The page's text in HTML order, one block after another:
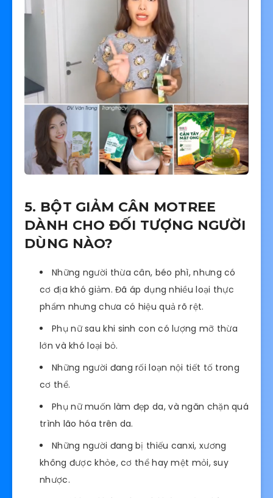
5. BỘT GIẢM CÂN MOTREE
DÀNH CHO ĐỐI TƯỢNG NGƯỜI
DÙNG NÀO?
Những người thừa cân, béo phì, nhưng có
cơ địa khó giảm. Đã áp dụng nhiều loại thực
phẩm nhưng chưa có hiệu quả rõ rệt.
Phụ nữ sau khi sinh con có lượng mỡ thừa
lớn và khó loại bỏ.
Những người đang rối loạn nội tiết tố trong
cơ thể.
Phụ nữ muốn làm đẹp da, và ngăn chặn quá
trình lão hóa trên da.
Những người đang bị thiếu canxi, xương
không được khỏe, cơ thể hay mệt mỏi, suy
nhược.